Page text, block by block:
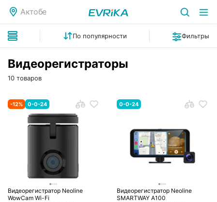
Актобе
По популярности Фильтры
Видеорегистраторы
10 товаров
-12% 0-0-24
Видеорегистратор Neoline
WowCam Wi-Fi
0-0-24
Видеорегистратор Neoline
SMARTWAY A100